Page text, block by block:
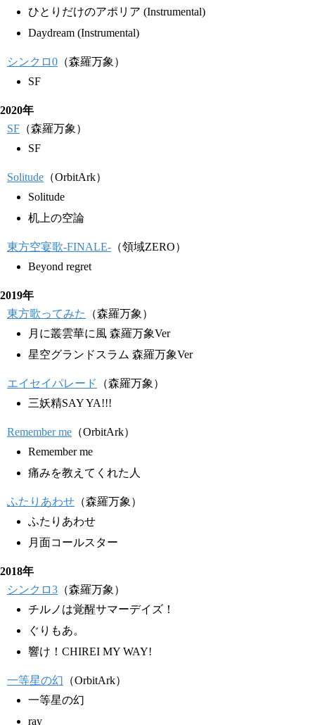
ひとりだけのアポリア (Instrumental)
Daydream (Instrumental)
シンクロ0 （森羅万象）
SF
2020年
SF （森羅万象）
SF
Solitude （OrbitArk）
Solitude
机上の空論
東方空宴歌-FINALE- （領域ZERO）
Beyond regret
2019年
東方歌ってみた
（森羅万象）
月に叢雲華に風 森羅万象Ver
星空グランドスラム 森羅万象Ver
エイセイパレード
（森羅万象）
三妖精SAY YA!!!
Remember me （OrbitArk）
Remember me
痛みを教えてくれた人
ふたりあわせ （森羅万象）
ふたりあわせ
月面コールスター
2018年
シンクロ3 （森羅万象）
チルノは覚醒サマーデイズ！
ぐりもあ。
響け！CHIREI MY WAY!
一等星の幻 （OrbitArk）
一等星の幻
ray